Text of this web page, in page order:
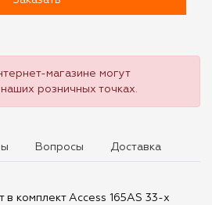
магазине могут
розничных точках.
Вопросы Доставка
в комплект Access 165AS 33-х